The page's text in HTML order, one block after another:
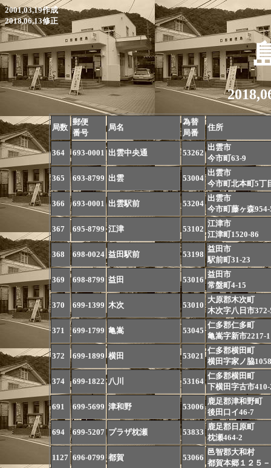
2001,03,19作成
2018,06,13修正
局数
郵便
番号
局名
為替
局番
住所
364 693-0001 出雲中央通 53262
出雲市
今市町63-9
365 693-8799 出雲 53004
出雲市
今市町北本町5丁
366 693-0001 出雲駅前 53204
出雲市
今市町藤ヶ森
367 695-8799 江津 53102
江津市
江津町1520-86
368 698-0024 益田駅前 53198
益田市
駅前町31-23
369 698-8799 益田 53016
益田市
常盤町4-15
370 699-1399 木次 53010
大原郡木次町
木次字八日市
371 699-1799 亀嵩 53045
仁多郡仁多町
亀嵩字新市2217-1
372 699-1899 横田 53021
仁多郡横田町
横田字家ノ脇
374 699-1822 八川 53164
仁多郡横田町
下横田字古市
691 699-5699 津和野 53006
鹿足郡津和野町
後田口イ46-7
694 699-5207 プラザ枕瀬 53833
鹿足郡日原町
枕瀬464-2
1127 696-0799 都賀 53066
邑智郡大和村
都賀本郷１２５